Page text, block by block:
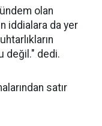
olan
iddialara da yer
değil." dedi.
satır